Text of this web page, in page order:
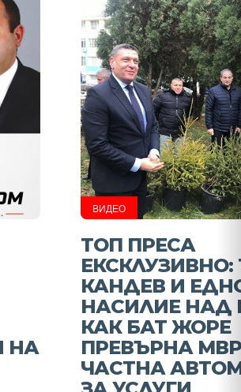
НА
ВИДЕО
ТОП ПРЕСА
ЕКСКЛУЗИВНО:
КАНДЕВ И
НАСИЛИЕ НАД
КАК БАТ ЖОРЕ
ПРЕВЪРНА
ЧАСТНА